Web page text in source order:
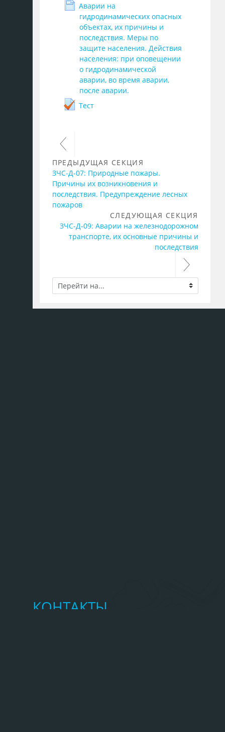
Аварии на
гидродинамических опасных
объектах, их причины и
последствия. Меры по
защите населения. Действия
населения: при оповещении
о гидродинамической
аварии, во время аварии,
после аварии.
Тест
ПРЕДЫДУЩАЯ СЕКЦИЯ
ЗЧС-Д-07: Природные пожары.
Причины их возникновения и
последствия. Предупреждение лесных
пожаров
СЛЕДУЮЩАЯ СЕКЦИЯ
ЗЧС-Д-09: Аварии на железнодорожном
транспорте, их основные причины и
последствия
КОНТАКТЫ